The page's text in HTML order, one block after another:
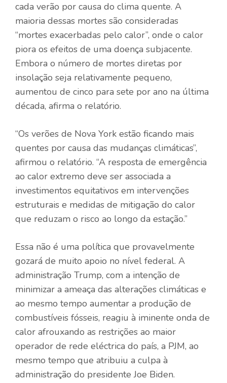
cada verão por causa do clima quente. A
maioria dessas mortes são consideradas
“mortes exacerbadas pelo calor”, onde o calor
piora os efeitos de uma doença subjacente.
Embora o número de mortes diretas por
insolação seja relativamente pequeno,
aumentou de cinco para sete por ano na última
década, afirma o relatório.
“Os verões de Nova York estão ficando mais
quentes por causa das mudanças climáticas”,
afirmou o relatório. “A resposta de emergência
ao calor extremo deve ser associada a
investimentos equitativos em intervenções
estruturais e medidas de mitigação do calor
que reduzam o risco ao longo da estação.”
Essa não é uma política que provavelmente
gozará de muito apoio no nível federal. A
administração Trump, com a intenção de
minimizar a ameaça das alterações climáticas e
ao mesmo tempo aumentar a produção de
combustíveis fósseis, reagiu à iminente onda de
calor afrouxando as restrições ao maior
operador de rede eléctrica do país, a PJM, ao
mesmo tempo que atribuiu a culpa à
administração do presidente Joe Biden.